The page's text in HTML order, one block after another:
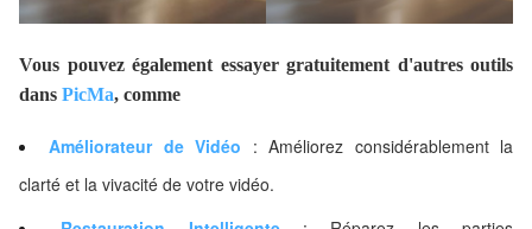
Vous pouvez également essayer gratuitement d'autres outils
dans PicMa, comme
Améliorateur de Vidéo : Améliorez considérablement la
clarté et la vivacité de votre vidéo.